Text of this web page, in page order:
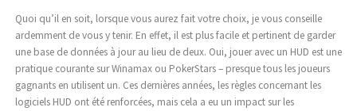
Quoi qu’il en soit, lorsque vous aurez fait votre choix, je vous conseille
ardemment de vous y tenir. En effet, il est plus facile et pertinent de garder
une base de données à jour au lieu de deux. Oui, jouer avec un HUD est une
pratique courante sur Winamax ou PokerStars – presque tous les joueurs
gagnants en utilisent un. Ces dernières années, les règles concernant les
logiciels HUD ont été renforcées, mais cela a eu un impact sur les